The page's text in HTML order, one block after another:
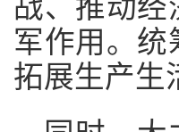
战、推动
军作用。
拓展生产生